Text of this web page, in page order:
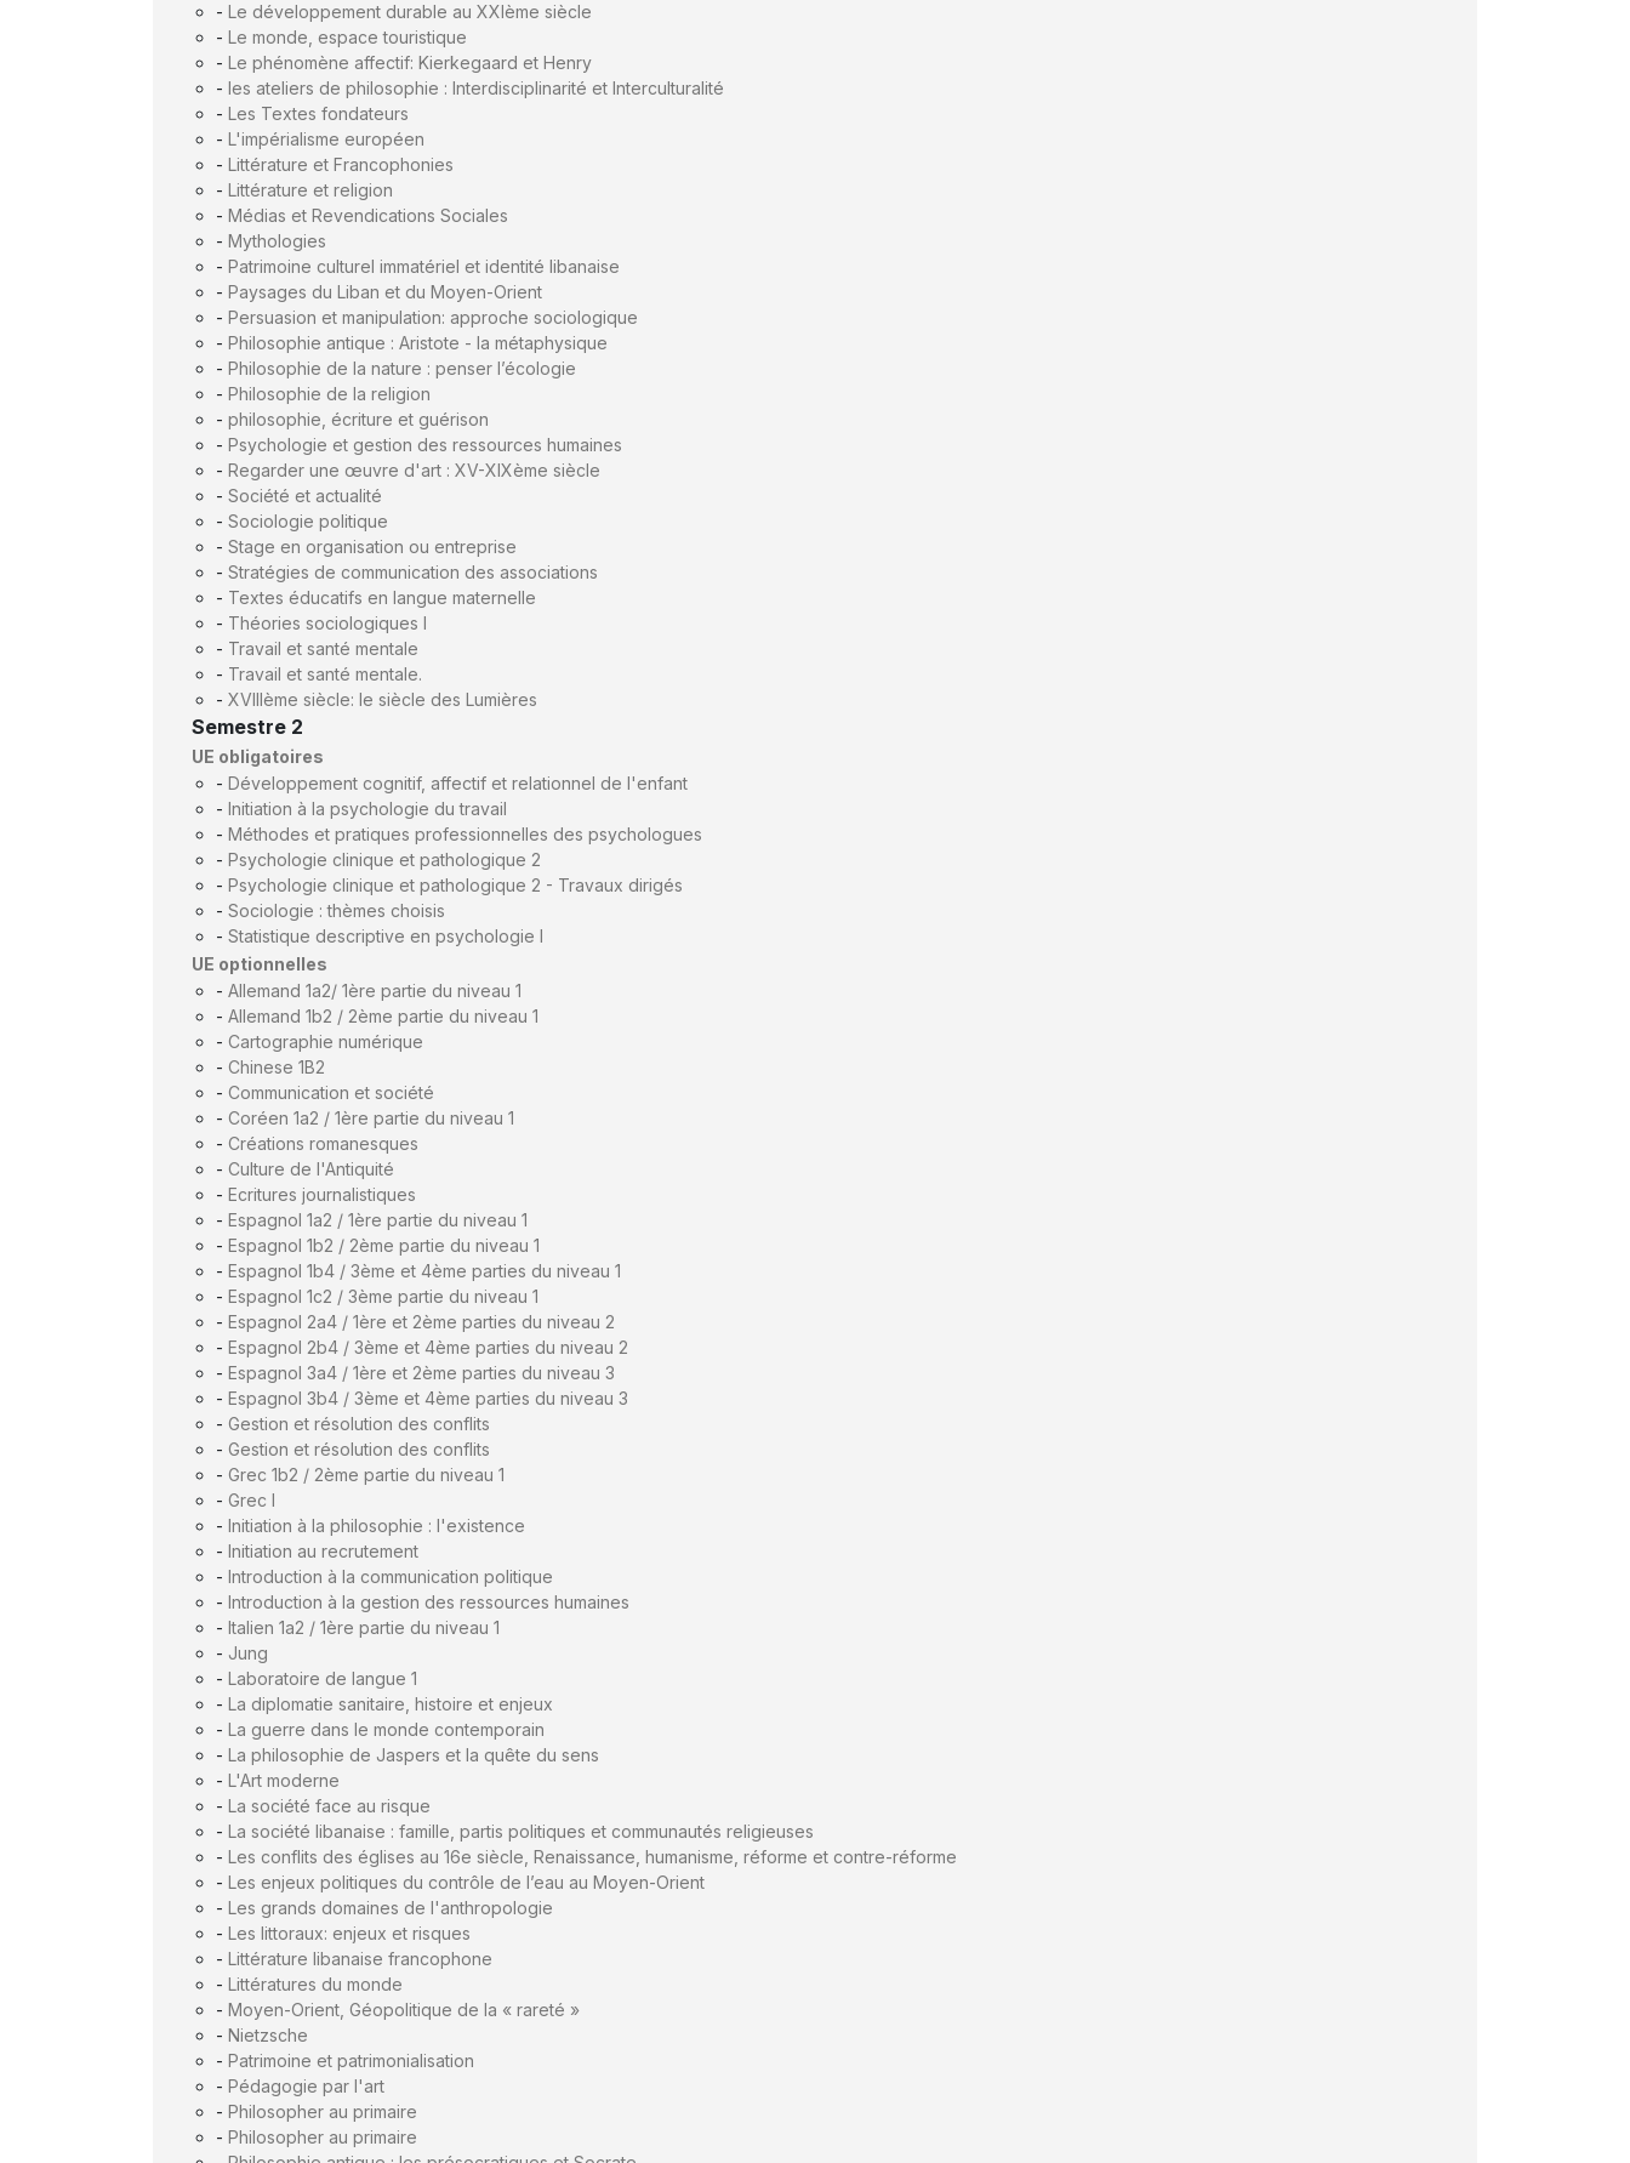
- Le développement durable au XXIème siècle
- Le monde, espace touristique
- Le phénomène affectif: Kierkegaard et Henry
- les ateliers de philosophie : Interdisciplinarité et Interculturalité
- Les Textes fondateurs
- L'impérialisme européen
- Littérature et Francophonies
- Littérature et religion
- Médias et Revendications Sociales
- Mythologies
- Patrimoine culturel immatériel et identité libanaise
- Paysages du Liban et du Moyen-Orient
- Persuasion et manipulation: approche sociologique
- Philosophie antique : Aristote - la métaphysique
- Philosophie de la nature : penser l’écologie
- Philosophie de la religion
- philosophie, écriture et guérison
- Psychologie et gestion des ressources humaines
- Regarder une œuvre d'art : XV-XIXème siècle
- Société et actualité
- Sociologie politique
- Stage en organisation ou entreprise
- Stratégies de communication des associations
- Textes éducatifs en langue maternelle
- Théories sociologiques I
- Travail et santé mentale
- Travail et santé mentale.
- XVIIIème siècle: le siècle des Lumières
Semestre 2
UE obligatoires
- Développement cognitif, affectif et relationnel de l'enfant
- Initiation à la psychologie du travail
- Méthodes et pratiques professionnelles des psychologues
- Psychologie clinique et pathologique 2
- Psychologie clinique et pathologique 2 - Travaux dirigés
- Sociologie : thèmes choisis
- Statistique descriptive en psychologie I
UE optionnelles
- Allemand 1a2/ 1ère partie du niveau 1
- Allemand 1b2 / 2ème partie du niveau 1
- Cartographie numérique
- Chinese 1B2
- Communication et société
- Coréen 1a2 / 1ère partie du niveau 1
- Créations romanesques
- Culture de l'Antiquité
- Ecritures journalistiques
- Espagnol 1a2 / 1ère partie du niveau 1
- Espagnol 1b2 / 2ème partie du niveau 1
- Espagnol 1b4 / 3ème et 4ème parties du niveau 1
- Espagnol 1c2 / 3ème partie du niveau 1
- Espagnol 2a4 / 1ère et 2ème parties du niveau 2
- Espagnol 2b4 / 3ème et 4ème parties du niveau 2
- Espagnol 3a4 / 1ère et 2ème parties du niveau 3
- Espagnol 3b4 / 3ème et 4ème parties du niveau 3
- Gestion et résolution des conflits
- Gestion et résolution des conflits
- Grec 1b2 / 2ème partie du niveau 1
- Grec I
- Initiation à la philosophie : l'existence
- Initiation au recrutement
- Introduction à la communication politique
- Introduction à la gestion des ressources humaines
- Italien 1a2 / 1ère partie du niveau 1
- Jung
- Laboratoire de langue 1
- La diplomatie sanitaire, histoire et enjeux
- La guerre dans le monde contemporain
- La philosophie de Jaspers et la quête du sens
- L'Art moderne
- La société face au risque
- La société libanaise : famille, partis politiques et communautés religieuses
- Les conflits des églises au 16e siècle, Renaissance, humanisme, réforme et contre-réforme
- Les enjeux politiques du contrôle de l’eau au Moyen-Orient
- Les grands domaines de l'anthropologie
- Les littoraux: enjeux et risques
- Littérature libanaise francophone
- Littératures du monde
- Moyen-Orient, Géopolitique de la « rareté »
- Nietzsche
- Patrimoine et patrimonialisation
- Pédagogie par l'art
- Philosopher au primaire
- Philosopher au primaire